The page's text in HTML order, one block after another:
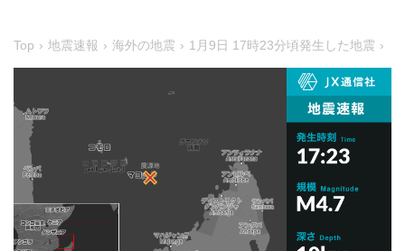
Top 地震速報 海外の地震 1月9日 17時23分頃発生した地震